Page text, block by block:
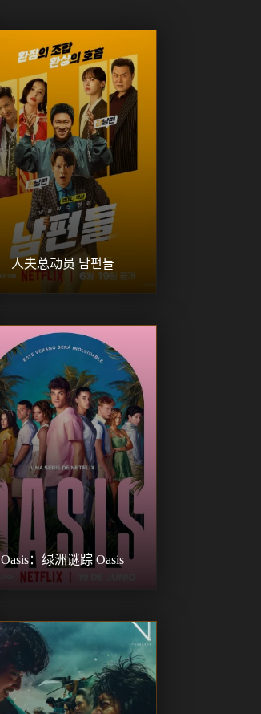
人夫总动员 남편들
Oasis：绿洲谜踪 Oasis